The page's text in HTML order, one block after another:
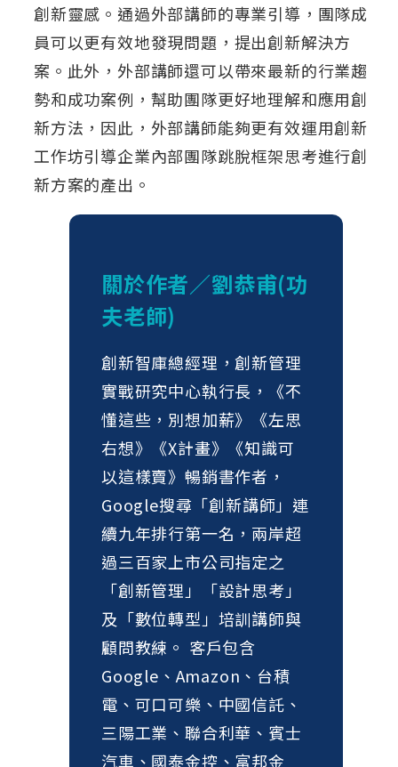
創新靈感。通過外部講師的專業引導，團隊成
員可以更有效地發現問題，提出創新解決方
案。此外，外部講師還可以帶來最新的行業趨
勢和成功案例，幫助團隊更好地理解和應用創
新方法，因此，外部講師能夠更有效運用創新
工作坊引導企業內部團隊跳脫框架思考進行創
新方案的產出。
關於作者／劉恭甫(功
夫老師)
創新智庫總經理，創新管理
實戰研究中心執行長，《不
懂這些，別想加薪》《左思
右想》《X計畫》《知識可
以這樣賣》暢銷書作者，
Google搜尋「創新講師」連
續九年排行第一名，兩岸超
過三百家上市公司指定之
「創新管理」「設計思考」
及「數位轉型」培訓講師與
顧問教練。 客戶包含
Google、Amazon、台積
電、可口可樂、中國信託、
三陽工業、聯合利華、賓士
汽車、國泰金控、富邦金